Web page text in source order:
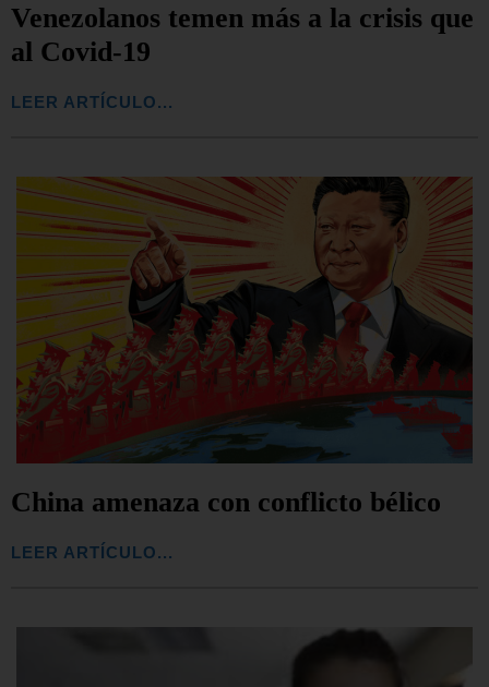
Venezolanos temen más a la crisis que
al Covid-19
LEER ARTÍCULO...
China amenaza con conflicto bélico
LEER ARTÍCULO...